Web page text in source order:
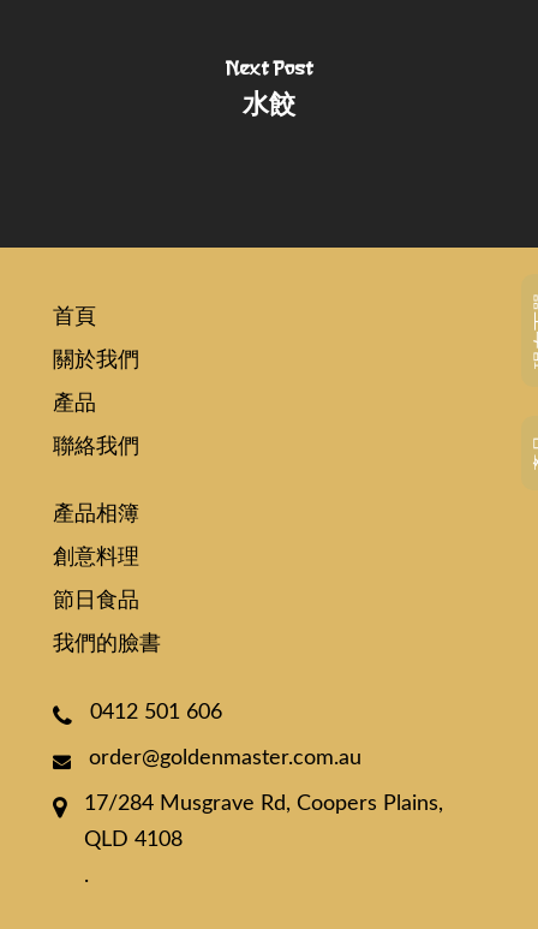
Next Post
水餃
首頁
關於我們
產品
聯絡我們
產品相簿
創意料理
節日食品
我們的臉書
0412 501 606
order@goldenmaster.com.au
17/284 Musgrave Rd, Coopers Plains,
QLD 4108
.